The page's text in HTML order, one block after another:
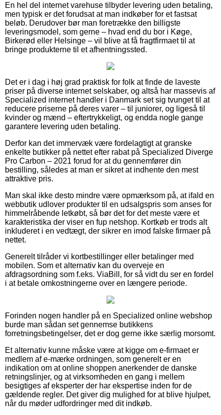
En hel del internet varehuse tilbyder levering uden betaling,
men typisk er det forudsat at man indkøber for et fastsat
beløb. Derudover bør man foretrække den billigste
leveringsmodel, som gerne – hvad end du bor i Køge,
Birkerød eller Helsinge – vil blive at få fragtfirmaet til at
bringe produkterne til et afhentningssted.
Det er i dag i høj grad praktisk for folk at finde de laveste
priser på diverse internet selskaber, og altså har massevis af
Specialized internet handler i Danmark set sig tvunget til at
reducere priserne på deres varer – til juniorer, og ligeså til
kvinder og mænd – eftertrykkeligt, og endda nogle gange
garantere levering uden betaling.
Derfor kan det immervæk være fordelagtigt at granske
enkelte butikker på nettet efter rabat på Specialized Diverge
Pro Carbon – 2021 forud for at du gennemfører din
bestilling, således at man er sikret at indhente den mest
attraktive pris.
Man skal ikke desto mindre være opmærksom på, at ifald en
webbutik udlover produkter til en udsalgspris som anses for
himmelråbende letkøbt, så bør det for det meste være et
karakteristika der viser en fup netshop. Kortkøb er trods alt
inkluderet i en vedtægt, der sikrer en imod falske firmaer på
nettet.
Generelt tilråder vi kortbestillinger eller betalinger med
mobilen. Som et alternativ kan du overveje en
afdragsordning som f.eks. ViaBill, for så vidt du ser en fordel
i at betale omkostningerne over en længere periode.
Forinden nogen handler på en Specialized online webshop
burde man sådan set gennemse butikkens
forretningsbetingelser, det er dog gerne ikke særlig morsomt.
Et alternativ kunne måske være at kigge om e-firmaet er
medlem af e-mærke ordningen, som generelt er en
indikation om at online shoppen anerkender de danske
retningslinjer, og at virksomheden en gang i mellem
besigtiges af eksperter der har ekspertise inden for de
gældende regler. Det giver dig mulighed for at blive hjulpet,
når du møder udfordringer med dit indkøb.